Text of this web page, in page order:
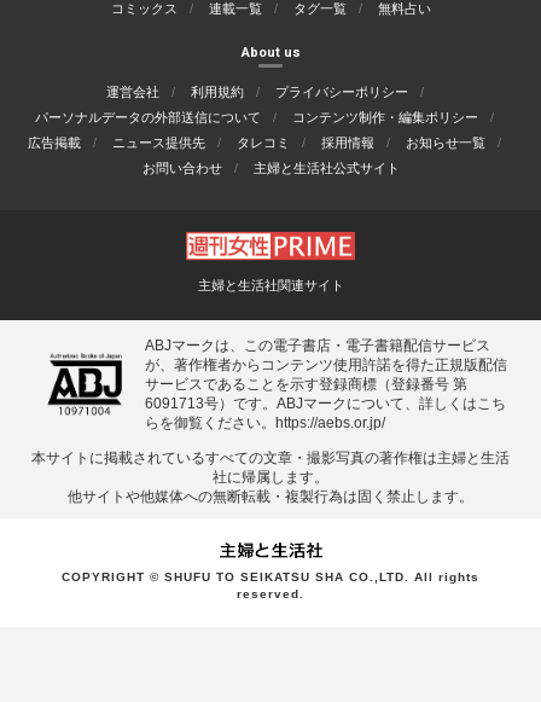
コミックス
連載一覧 タグ一覧 無料占い
About us
運営会社 利用規約
プライバシーポリシー
パーソナルデータの外部送信について
コンテンツ制作・編集ポリシー
広告掲載
ニュース提供先 タレコミ 採用情報
お知らせ一覧
お問い合わせ
主婦と生活社公式サイト
主婦と生活社関連サイト
ABJマークは、この電子書店・電子書籍配信サービス
が、著作権者からコンテンツ使用許諾を得た正規版配信
サービスであることを示す登録商標（登録番号 第
6091713号）です。ABJマークについて、詳しくはこち
らを御覧ください。
https://aebs.or.jp/
本サイトに掲載されているすべての⽂章・撮影写真の著作権は主婦と⽣活
社に帰属します。
他サイトや他媒体への無断転載・複製⾏為は固く禁⽌します。
COPYRIGHT © SHUFU TO SEIKATSU SHA CO.,LTD. All rights
reserved.